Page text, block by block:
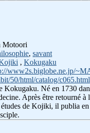
Motoori
, savant
, Kokugaku
www2s.biglobe.ne.jp/
50/html/catalog/c065.html
Kokugaku. Né en 1730
Après être retourné
de Kojiki, il publia